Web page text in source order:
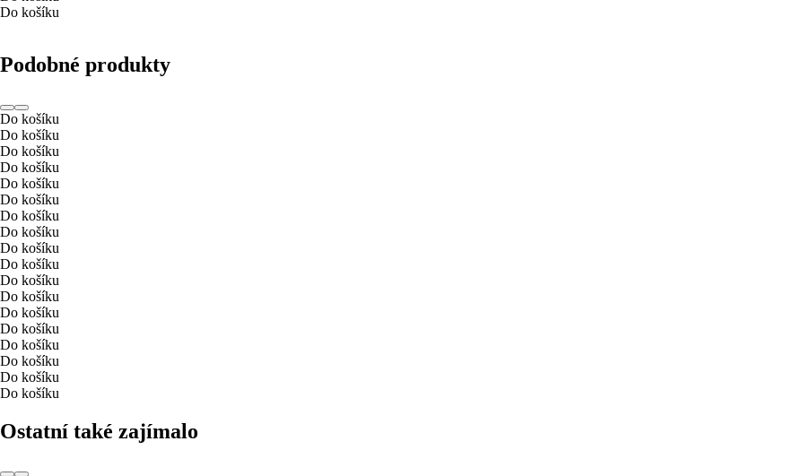
Do košíku
Podobné produkty
Do košíku
Do košíku
Do košíku
Do košíku
Do košíku
Do košíku
Do košíku
Do košíku
Do košíku
Do košíku
Do košíku
Do košíku
Do košíku
Do košíku
Do košíku
Do košíku
Do košíku
Do košíku
Ostatní také zajímalo